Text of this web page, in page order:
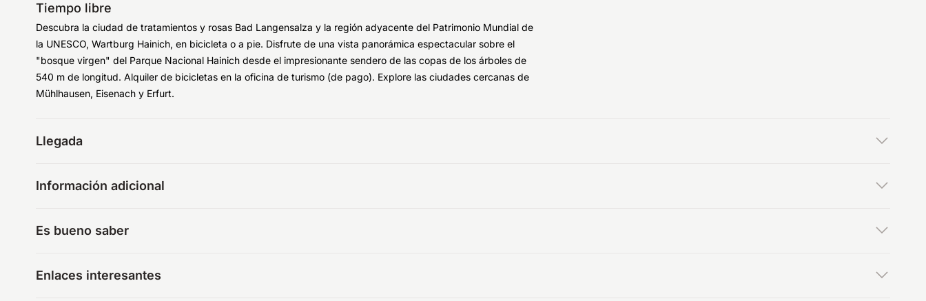
Tiempo libre
Descubra la ciudad de tratamientos y rosas Bad Langensalza y la región adyacente del Patrimonio Mundial de
la UNESCO, Wartburg Hainich, en bicicleta o a pie. Disfrute de una vista panorámica espectacular sobre el
"bosque virgen" del Parque Nacional Hainich desde el impresionante sendero de las copas de los árboles de
540 m de longitud. Alquiler de bicicletas en la oficina de turismo (de pago). Explore las ciudades cercanas de
Mühlhausen, Eisenach y Erfurt.
Llegada
Información adicional
Es bueno saber
Enlaces interesantes